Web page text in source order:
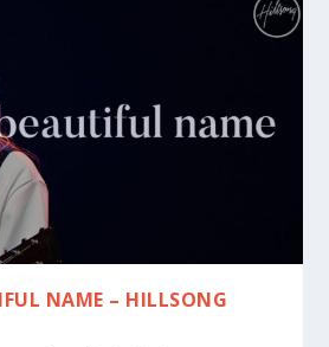
NAME – HILLSONG